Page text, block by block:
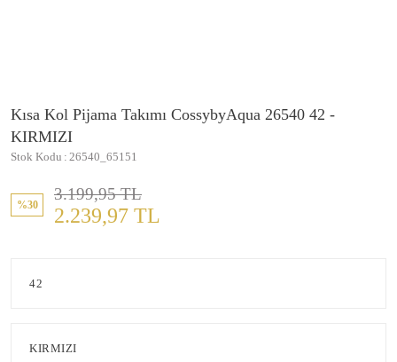
Kısa Kol Pijama Takımı CossybyAqua 26540 42 -
KIRMIZI
Stok Kodu 26540_65151
%30
3.199,95 TL
2.239,97 TL